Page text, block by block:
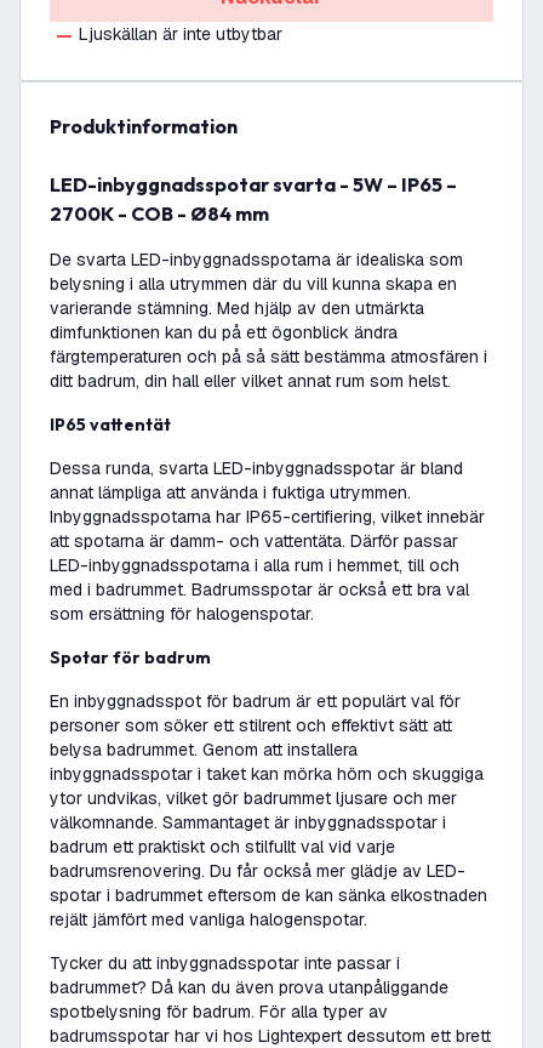
Ljuskällan är inte utbytbar
produktinformation
LED-inbyggnadsspotar svarta - 5W – IP65 –
2700K - COB - Ø84 mm
De svarta LED-inbyggnadsspotarna är idealiska som
belysning i alla utrymmen där du vill kunna skapa en
varierande stämning. Med hjälp av den utmärkta
dimfunktionen kan du på ett ögonblick ändra
färgtemperaturen och på så sätt bestämma atmosfären i
ditt badrum, din hall eller vilket annat rum som helst.
IP65 vattentät
Dessa runda, svarta LED-inbyggnadsspotar är bland
annat lämpliga att använda i fuktiga utrymmen.
Inbyggnadsspotarna har IP65-certifiering, vilket innebär
att spotarna är damm- och vattentäta. Därför passar
LED-inbyggnadsspotarna i alla rum i hemmet, till och
med i badrummet. Badrumsspotar är också ett bra val
som ersättning för halogenspotar.
Spotar för badrum
En inbyggnadsspot för badrum är ett populärt val för
personer som söker ett stilrent och effektivt sätt att
belysa badrummet. Genom att installera
inbyggnadsspotar i taket kan mörka hörn och skuggiga
ytor undvikas, vilket gör badrummet ljusare och mer
välkomnande. Sammantaget är inbyggnadsspotar i
badrum ett praktiskt och stilfullt val vid varje
badrumsrenovering. Du får också mer glädje av LED-
spotar i badrummet eftersom de kan sänka elkostnaden
rejält jämfört med vanliga halogenspotar.
Tycker du att inbyggnadsspotar inte passar i
badrummet? Då kan du även prova utanpåliggande
spotbelysning för badrum. För alla typer av
badrumsspotar har vi hos Lightexpert dessutom ett brett